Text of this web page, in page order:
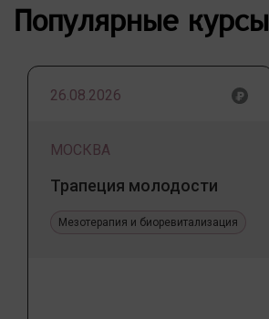
Популярные курсы
26.08.2026
МОСКВА
Трапеция молодости
Мезотерапия и биоревитализация